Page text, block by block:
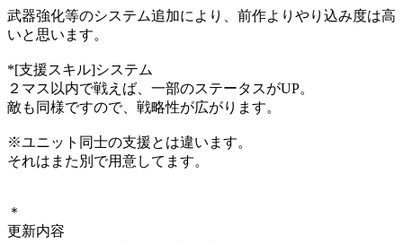
武器強化等のシステム追加により、前作よりやり込み度は高
いと思います。
*[支援スキル]システム
２マス以内で戦えば、一部のステータスがUP。
敵も同様ですので、戦略性が広がります。
※ユニット同士の支援とは違います。
それはまた別で用意してます。
＊
更新内容